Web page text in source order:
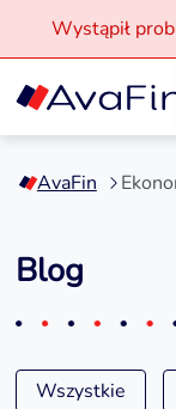
Przejdź
treści
Wystąpił
AvaFin
Blog
Wszystkie